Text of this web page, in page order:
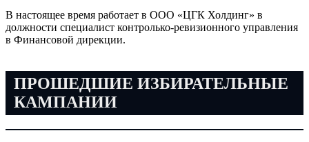
В настоящее время работает в ООО «ЦГК Холдинг» в
должности специалист контролько-ревизионного управления
в Финансовой дирекции.
ПРОШЕДШИЕ ИЗБИРАТЕЛЬНЫЕ
КАМПАНИИ